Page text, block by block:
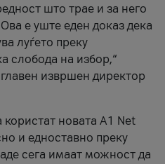
што трае и за него
е уште еден доказ дека
луѓето преку
слобода на избор,“
извршен директор
новата А1 Net
и едноставно преку
сега имаат можност да